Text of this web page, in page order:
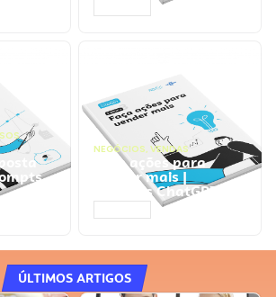
NEGÓCIOS, VENDAS
Faça ações para
vender mais |
Prompts ChatGPT
ÚLTIMOS ARTIGOS